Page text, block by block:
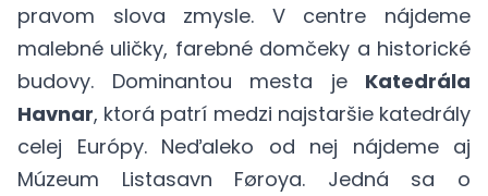
pravom slova zmysle. V centre nájdeme
malebné uličky, farebné domčeky a historické
budovy. Dominantou mesta je Katedrála
Havnar, ktorá patrí medzi najstaršie katedrály
celej Európy. Neďaleko od nej nájdeme aj
Múzeum Listasavn Føroya. Jedná sa o